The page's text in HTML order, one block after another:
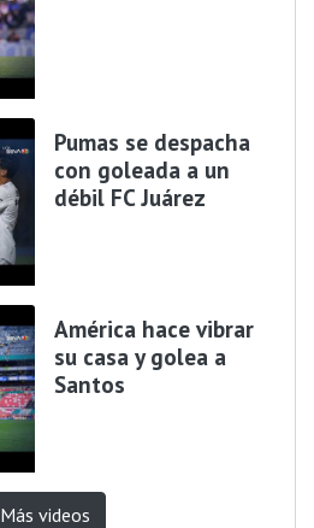
Pumas se despacha
con goleada a un
débil FC Juárez
América hace vibrar
su casa y golea a
Santos
Más videos